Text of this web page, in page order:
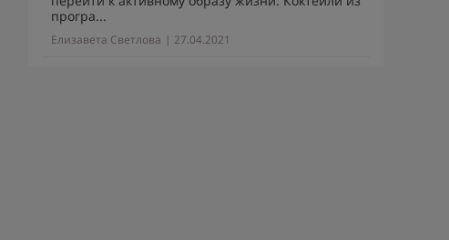
програ...
Елизавета Светлова | 27.04.2021